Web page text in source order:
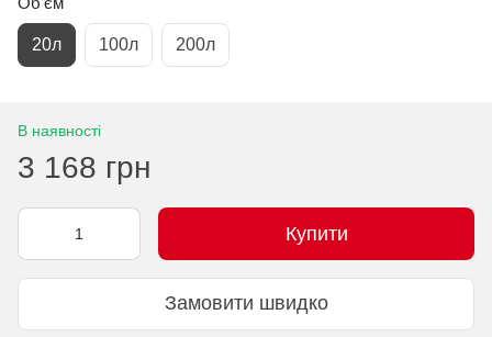
20л 100л 200л
В наявності
3 168 грн
Купити
Замовити швидко